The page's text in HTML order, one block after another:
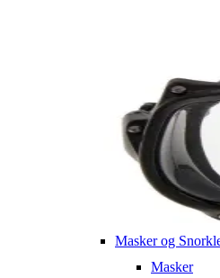
Masker og
Masker